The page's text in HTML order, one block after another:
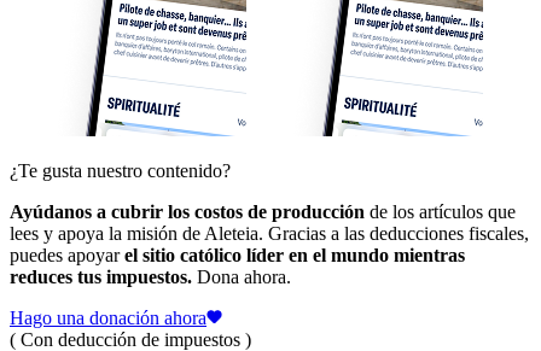
¿Te gusta nuestro contenido?
Ayúdanos a cubrir los costos de producción de los artículos que
lees y apoya la misión de Aleteia. Gracias a las deducciones fiscales,
puedes apoyarel sitio católico líder en el mundo mientras
reduces tus impuestos. Dona ahora.
Hago una donación ahora
( Con deducción de impuestos )